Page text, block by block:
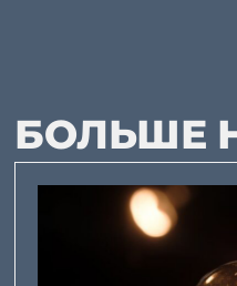
БОЛЬШЕ